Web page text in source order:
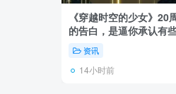
《穿越时空的少女》20
的告白，是逼你承认有
资讯
14小时前